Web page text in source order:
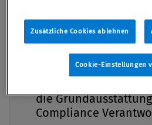
innovationsfördernd und
Daher gilt: Unternehmen,
ernst nehmen, sichern nicht
Compliance, sie sichern auch
Elisa Drescher
Compliance Praxis
die
Compliance
Zusätzliche Cookies ablehnen
Cookie-Einstellungen